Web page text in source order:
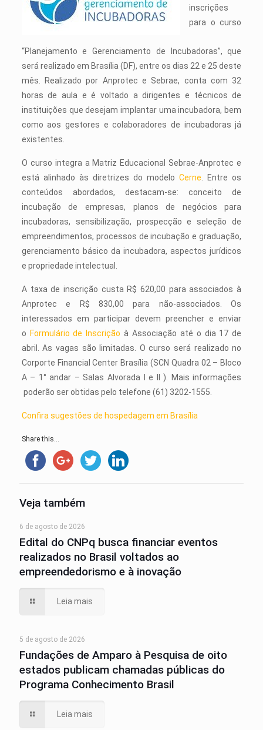
inscrições
para o curso
“Planejamento e Gerenciamento de Incubadoras”, que
será realizado em Brasília (DF), entre os dias 22 e 25 deste
mês. Realizado por Anprotec e Sebrae, conta com 32
horas de aula e é voltado a dirigentes e técnicos de
instituições que desejam implantar uma incubadora, bem
como aos gestores e colaboradores de incubadoras já
existentes.
O curso integra a Matriz Educacional Sebrae-Anprotec e
está alinhado às diretrizes do modeloCerne . Entre os
conteúdos abordados, destacam-se: conceito de
incubação de empresas, planos de negócios para
incubadoras, sensibilização, prospecção e seleção de
empreendimentos, processos de incubação e graduação,
gerenciamento básico da incubadora, aspectos jurídicos
e propriedade intelectual.
A taxa de inscrição custa R$ 620,00 para associados à
Anprotec e R$ 830,00 para não-associados. Os
interessados em participar devem preencher e enviar
o Formulário de Inscrição à Associação até o dia 17 de
abril. As vagas são limitadas. O curso será realizado no
Corporte Financial Center Brasília (SCN Quadra 02 – Bloco
A – 1° andar – Salas Alvorada I e II ). Mais informações
poderão ser obtidas pelo telefone (61) 3202-1555.
Confira sugestões de hospedagem em Brasília
Share this...
Veja também
6 de agosto de 2026
Edital do CNPq busca financiar eventos
realizados no Brasil voltados ao
empreendedorismo e à inovação
Leia mais
5 de agosto de 2026
Fundações de Amparo à Pesquisa de oito
estados publicam chamadas públicas do
Programa Conhecimento Brasil
Leia mais